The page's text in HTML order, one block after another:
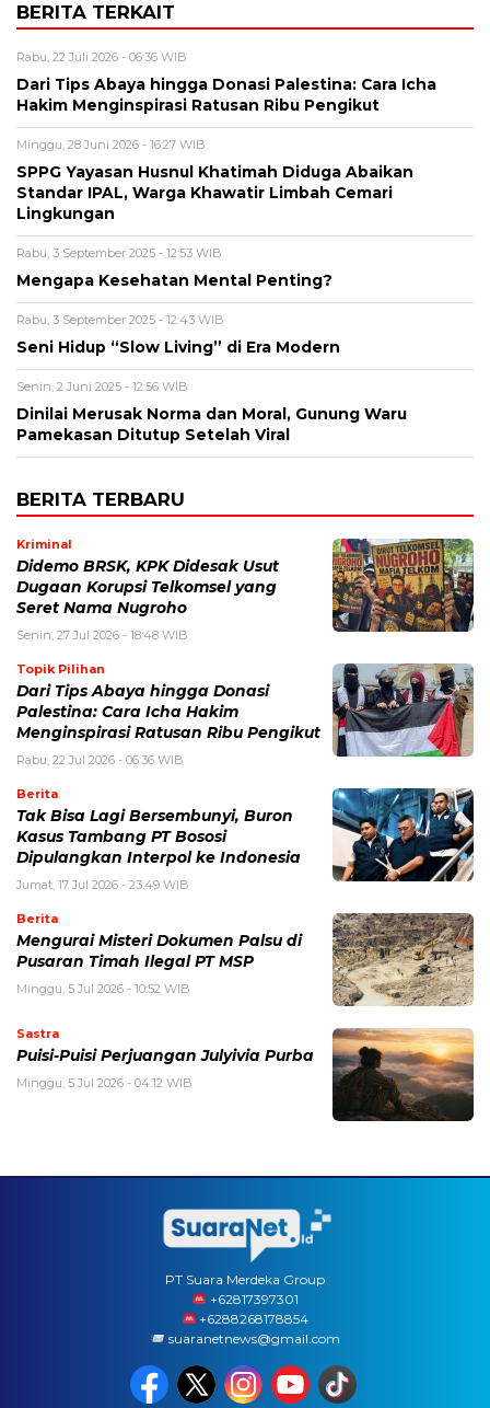
BERITA TERKAIT
Rabu, 22 Juli 2026 - 06:36 WIB
Dari Tips Abaya hingga Donasi Palestina: Cara Icha
Hakim Menginspirasi Ratusan Ribu Pengikut
Minggu, 28 Juni 2026 - 16:27 WIB
SPPG Yayasan Husnul Khatimah Diduga Abaikan
Standar IPAL, Warga Khawatir Limbah Cemari
Lingkungan
Rabu, 3 September 2025 - 12:53 WIB
Mengapa Kesehatan Mental Penting?
Rabu, 3 September 2025 - 12:43 WIB
Seni Hidup “Slow Living” di Era Modern
Senin, 2 Juni 2025 - 12:56 WIB
Dinilai Merusak Norma dan Moral, Gunung Waru
Pamekasan Ditutup Setelah Viral
BERITA TERBARU
Kriminal
Didemo BRSK, KPK Didesak Usut
Dugaan Korupsi Telkomsel yang
Seret Nama Nugroho
Senin, 27 Jul 2026 - 18:48 WIB
Topik Pilihan
Dari Tips Abaya hingga Donasi
Palestina: Cara Icha Hakim
Menginspirasi Ratusan Ribu Pengikut
Rabu, 22 Jul 2026 - 06:36 WIB
Berita
Tak Bisa Lagi Bersembunyi, Buron
Kasus Tambang PT Bososi
Dipulangkan Interpol ke Indonesia
Jumat, 17 Jul 2026 - 23:49 WIB
Berita
Mengurai Misteri Dokumen Palsu di
Pusaran Timah Ilegal PT MSP
Minggu, 5 Jul 2026 - 10:52 WIB
Sastra
Puisi-Puisi Perjuangan Julyivia Purba
Minggu, 5 Jul 2026 - 04:12 WIB
PT Suara Merdeka Group
‪+62817397301
+6288268178854
suaranetnews@gmail.com